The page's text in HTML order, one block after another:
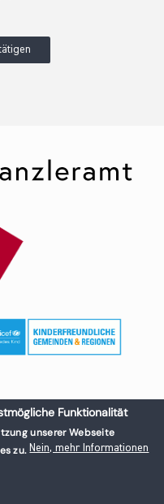
Funktionalität
unserer Webseite
zu. Nein, mehr Informationen